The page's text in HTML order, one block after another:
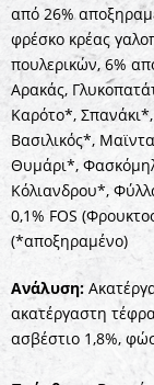
από 26%
φρέσκο ​​κρέας
πουλερικών, 6%
Αρακάς,
Καρότο*,
Βασιλικός*,
Θυμάρι*,
Κόλιανδρου*,
0,1% FOS
(*αποξηραμένο)
Ανάλυση:
ακατέργαστη
ασβέστιο 1,8%,